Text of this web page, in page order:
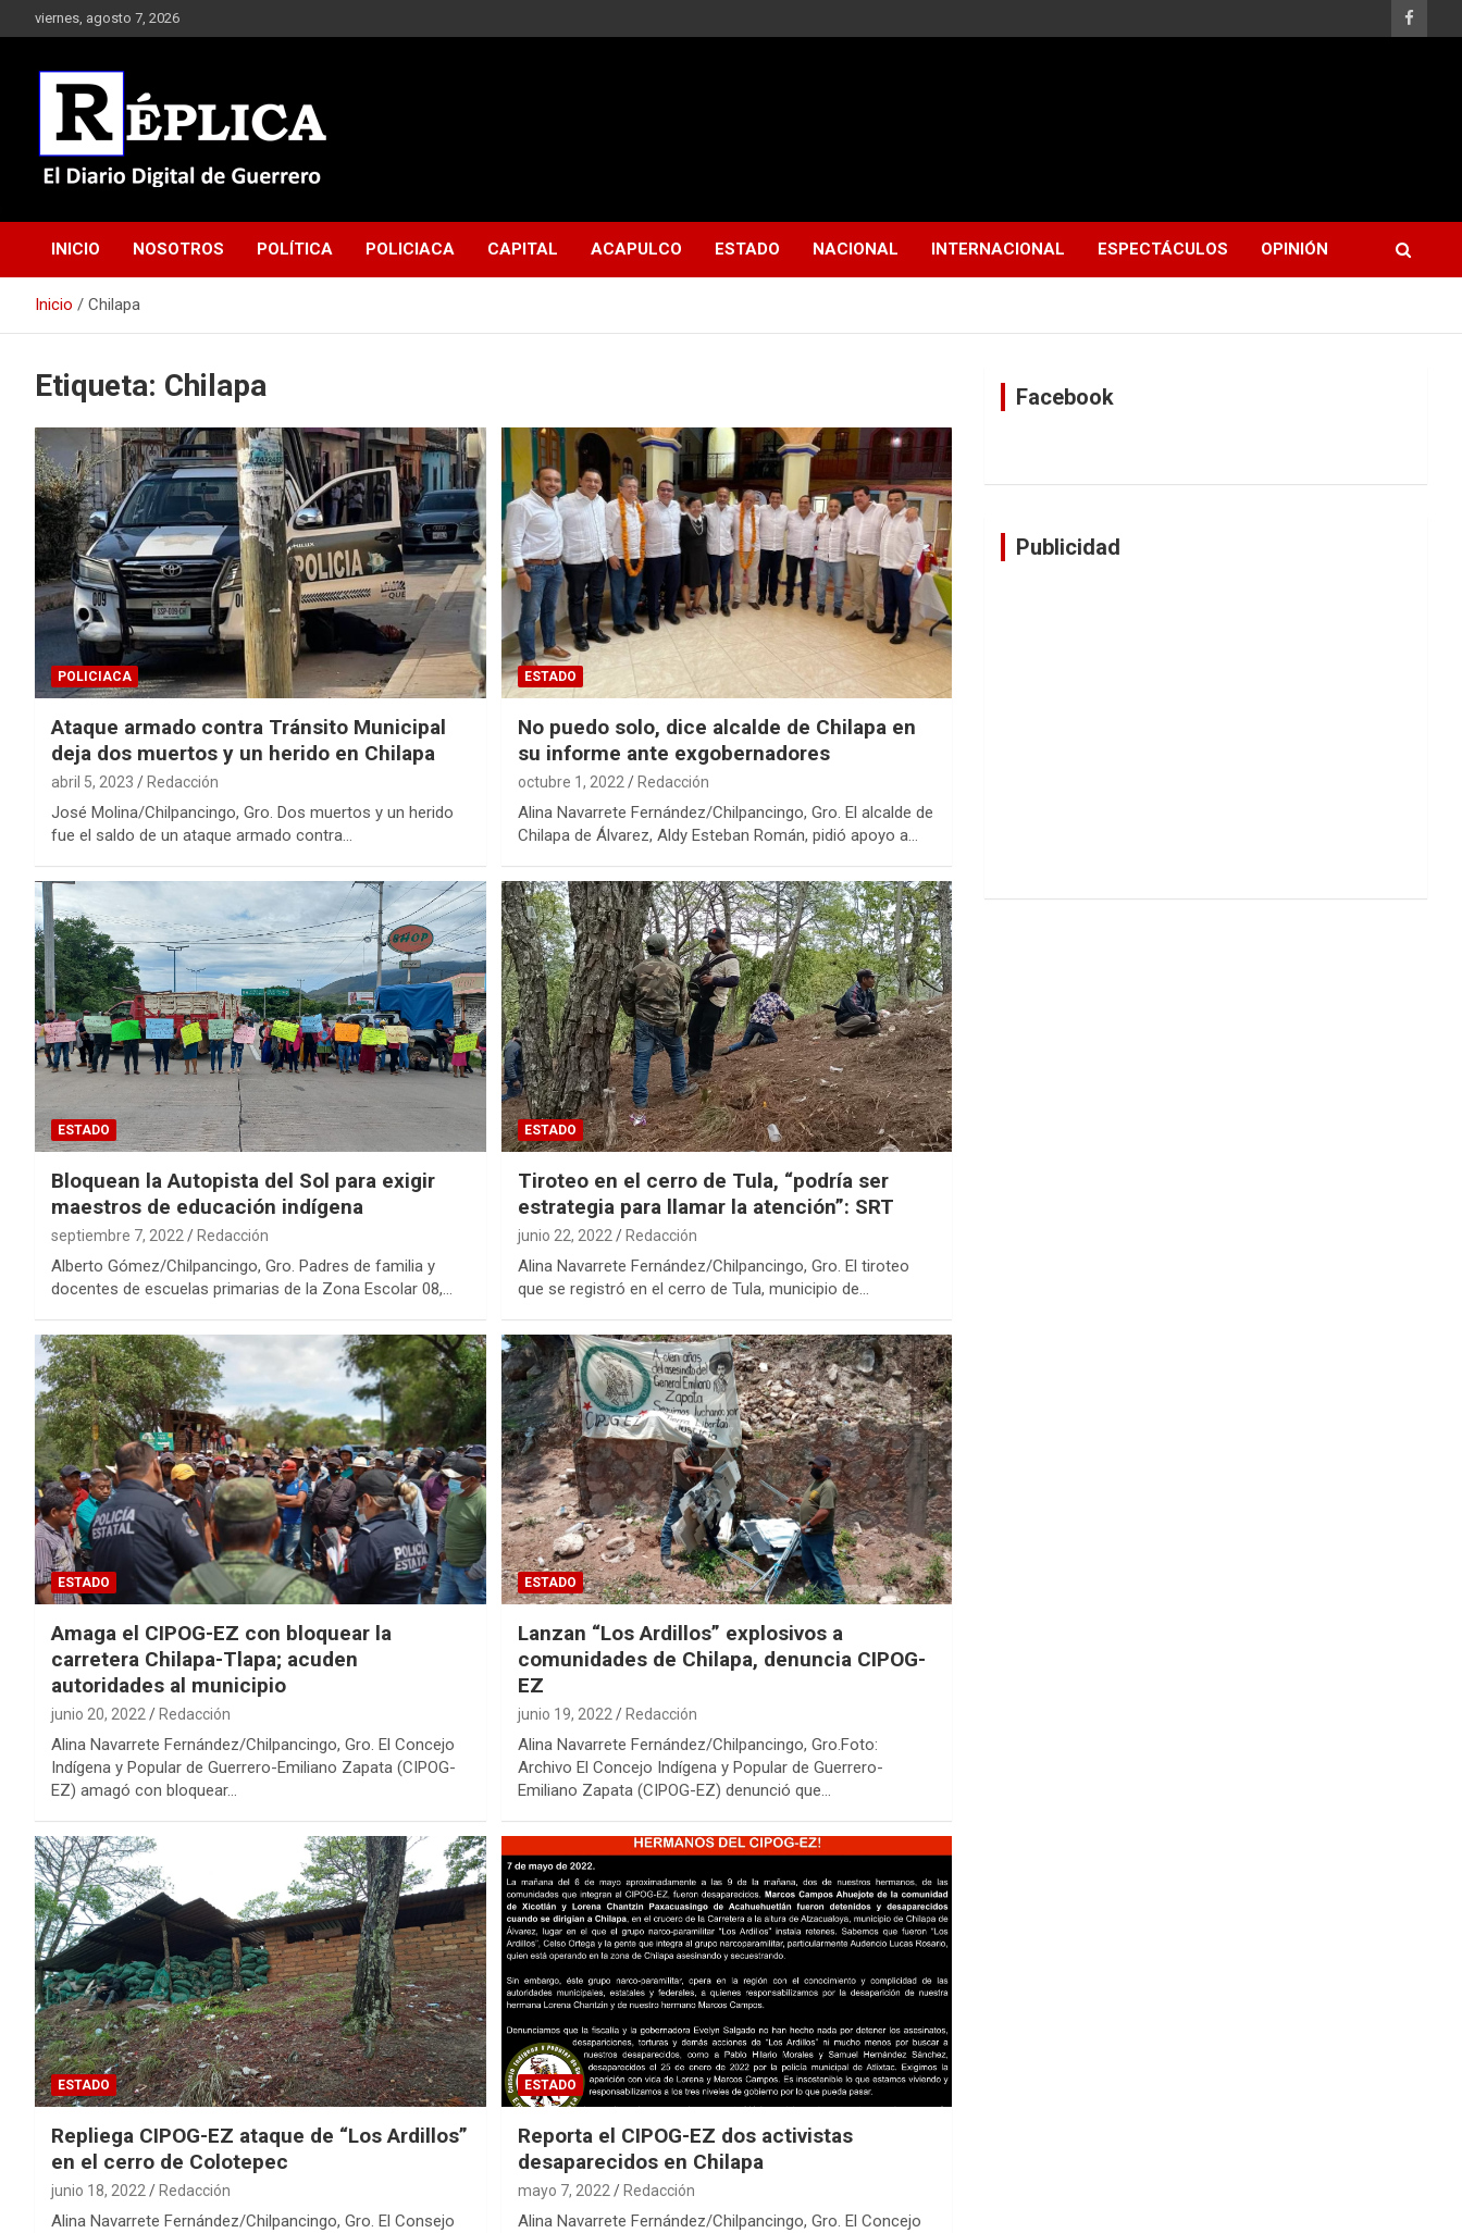
al
viernes, agosto 7, 2026
Réplica
INICIO NOSOTROS POLÍTICA POLICIACA CAPITAL ACAPULCO ESTADO NACIONAL INTERNACIONAL ESPECTÁCULOS OPINIÓN
Inicio Chilapa
Etiqueta: Chilapa
POLICIACA
Ataque armado contra Tránsito Municipal
deja dos muertos y un herido en Chilapa
abril 5, 2023 Redacción
José Molina/Chilpancingo, Gro. Dos muertos y un herido
fue el saldo de un ataque armado contra…
ESTADO
No puedo solo, dice alcalde de Chilapa en
su informe ante exgobernadores
octubre 1, 2022 Redacción
Alina Navarrete Fernández/Chilpancingo, Gro. El alcalde de
Chilapa de Álvarez, Aldy Esteban Román, pidió apoyo a…
ESTADO
Bloquean la Autopista del Sol para exigir
maestros de educación indígena
septiembre 7, 2022 Redacción
Alberto Gómez/Chilpancingo, Gro. Padres de familia y
docentes de escuelas primarias de la Zona Escolar 08,…
ESTADO
Tiroteo en el cerro de Tula, “podría ser
estrategia para llamar la atención”: SRT
junio 22, 2022 Redacción
Alina Navarrete Fernández/Chilpancingo, Gro. El tiroteo
que se registró en el cerro de Tula, municipio de…
ESTADO
Amaga el CIPOG-EZ con bloquear la
carretera Chilapa-Tlapa; acuden
autoridades al municipio
junio 20, 2022 Redacción
Alina Navarrete Fernández/Chilpancingo, Gro. El Concejo
Indígena y Popular de Guerrero-Emiliano Zapata (CIPOG-
EZ) amagó con bloquear…
ESTADO
Lanzan “Los Ardillos” explosivos a
comunidades de Chilapa, denuncia CIPOG-
EZ
junio 19, 2022 Redacción
Alina Navarrete Fernández/Chilpancingo, Gro.Foto:
Archivo El Concejo Indígena y Popular de Guerrero-
Emiliano Zapata (CIPOG-EZ) denunció que…
ESTADO
Repliega CIPOG-EZ ataque de “Los Ardillos”
en el cerro de Colotepec
junio 18, 2022 Redacción
Alina Navarrete Fernández/Chilpancingo, Gro. El Consejo
ESTADO
Reporta el CIPOG-EZ dos activistas
desaparecidos en Chilapa
mayo 7, 2022 Redacción
Alina Navarrete Fernández/Chilpancingo, Gro. El Concejo
Facebook
Publicidad